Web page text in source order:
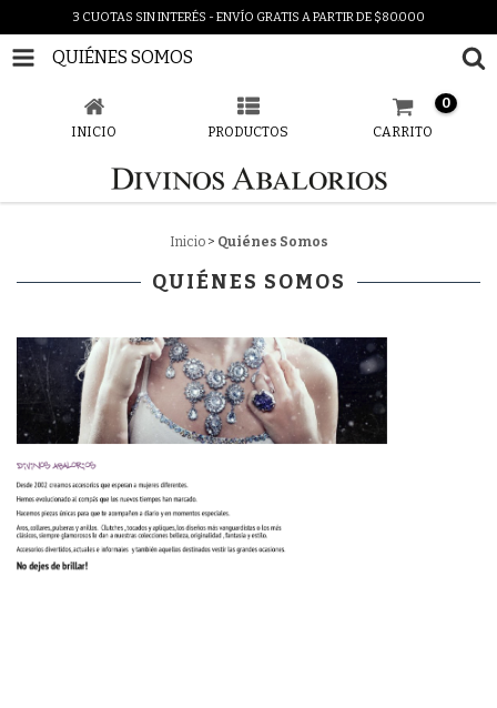
3 CUOTAS SIN INTERÉS - ENVÍO GRATIS A PARTIR DE $80.000
QUIÉNES SOMOS
INICIO PRODUCTOS CARRITO
0
Inicio > Quiénes Somos
QUIÉNES SOMOS